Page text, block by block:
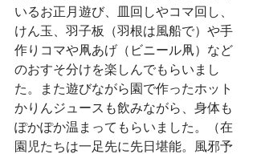
いるお正月遊び、皿回しやコマ回し、
けん玉、羽子板（羽根は風船で）や手
作りコマや凧あげ（ビニール凧）など
のおすそ分けを楽しんでもらいまし
た。また遊びながら園で作ったホット
かりんジュースも飲みながら、身体も
ぽかぽか温まってもらいました。（在
園児たちは一足先に先日堪能。風邪予